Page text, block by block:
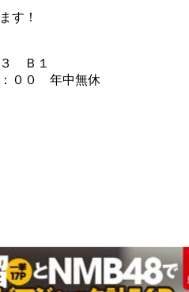
す！
３ Ｂ１
：００ 年中無休